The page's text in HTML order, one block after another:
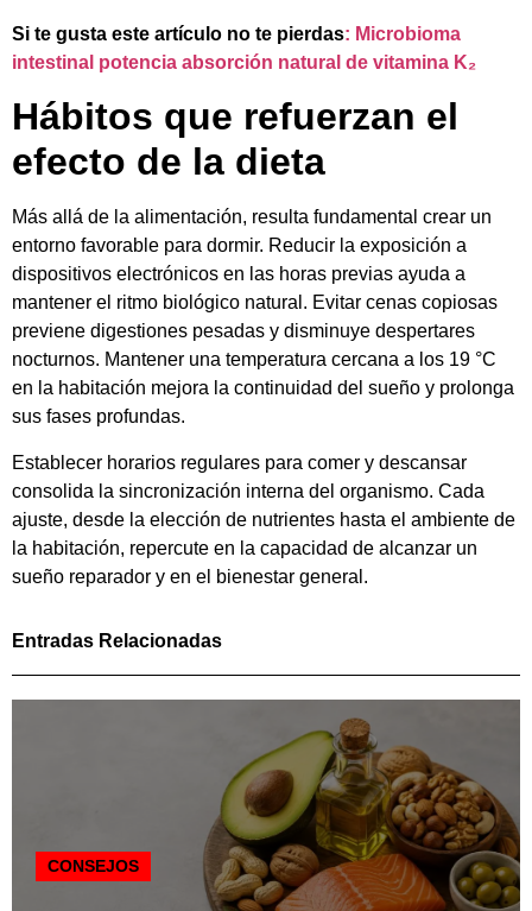
Si te gusta este artículo no te pierdas: Microbioma
intestinal potencia absorción natural de vitamina K₂
Hábitos que refuerzan el
efecto de la dieta
Más allá de la alimentación, resulta fundamental crear un
entorno favorable para dormir. Reducir la exposición a
dispositivos electrónicos en las horas previas ayuda a
mantener el ritmo biológico natural. Evitar cenas copiosas
previene digestiones pesadas y disminuye despertares
nocturnos. Mantener una temperatura cercana a los 19 °C
en la habitación mejora la continuidad del sueño y prolonga
sus fases profundas.
Establecer horarios regulares para comer y descansar
consolida la sincronización interna del organismo. Cada
ajuste, desde la elección de nutrientes hasta el ambiente de
la habitación, repercute en la capacidad de alcanzar un
sueño reparador y en el bienestar general.
Entradas Relacionadas
CONSEJOS